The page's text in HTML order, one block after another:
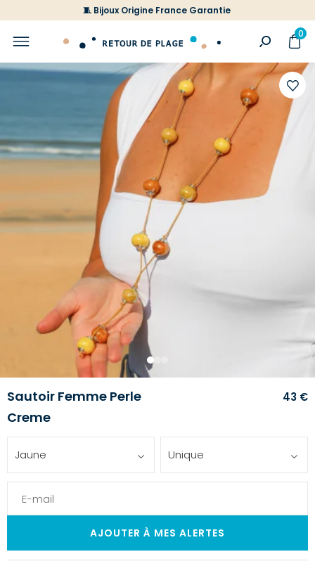
🧵 Bijoux Origine France Garantie
0
à
votre
1 23
Sautoir Femme Perle
Creme
43 €
Jaune Unique